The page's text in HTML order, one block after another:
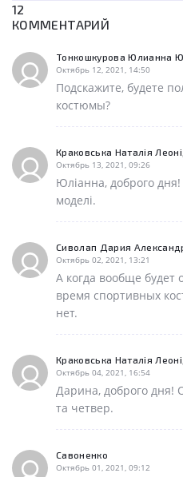
12
КОММЕНТАРИЙ
Тонкошкурова Юлианна
Октябрь 12, 2021, 14:50
Подскажите, будете
костюмы?
Краковська Наталія
Октябрь 13, 2021, 09:26
Юліанна, доброго
моделі.
Сиволап Дария
Октябрь 02, 2021, 13:21
А когда вообще будет
время спортивных
нет.
Краковська Наталія
Октябрь 04, 2021, 16:54
Дарина, доброго дня!
та четвер.
Савоненко
Октябрь 01, 2021, 09:12